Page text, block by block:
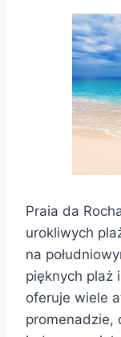
Praia da
urokliwych
na
pięknych plaż
oferuje wiele
promenadzie,